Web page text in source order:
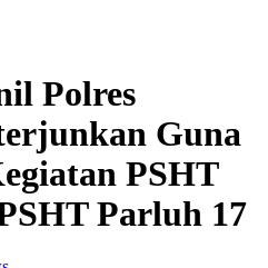
Polres
Guna
PSHT
Parluh 17